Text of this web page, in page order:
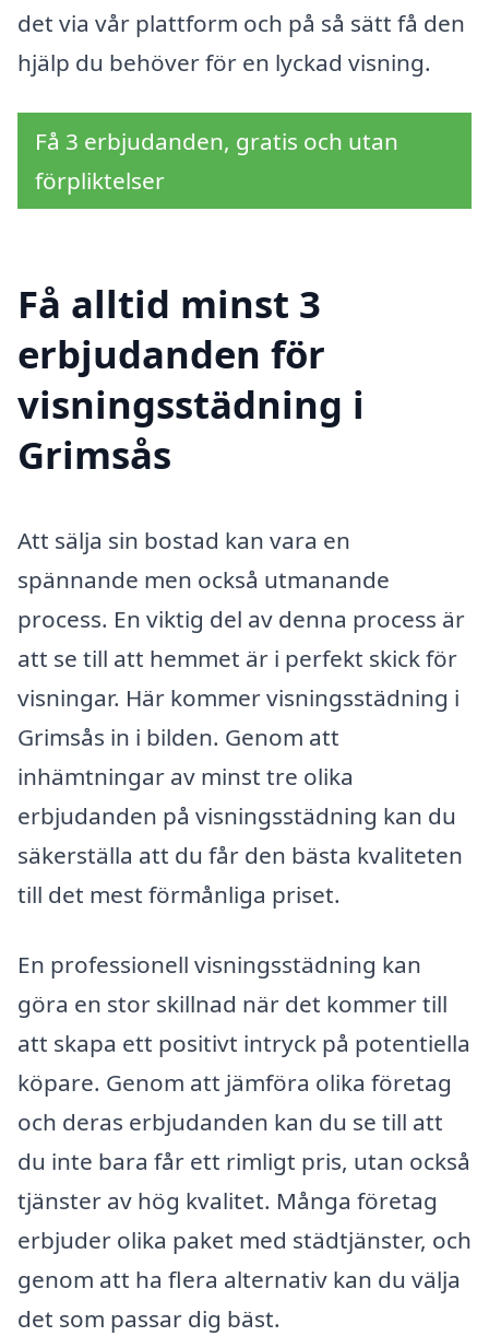
det via vår plattform och på så sätt få den
hjälp du behöver för en lyckad visning.
Få 3 erbjudanden, gratis och utan
förpliktelser
Få alltid minst 3
erbjudanden för
visningsstädning i
Grimsås
Att sälja sin bostad kan vara en
spännande men också utmanande
process. En viktig del av denna process är
att se till att hemmet är i perfekt skick för
visningar. Här kommer visningsstädning i
Grimsås in i bilden. Genom att
inhämtningar av minst tre olika
erbjudanden på visningsstädning kan du
säkerställa att du får den bästa kvaliteten
till det mest förmånliga priset.
En professionell visningsstädning kan
göra en stor skillnad när det kommer till
att skapa ett positivt intryck på potentiella
köpare. Genom att jämföra olika företag
och deras erbjudanden kan du se till att
du inte bara får ett rimligt pris, utan också
tjänster av hög kvalitet. Många företag
erbjuder olika paket med städtjänster, och
genom att ha flera alternativ kan du välja
det som passar dig bäst.